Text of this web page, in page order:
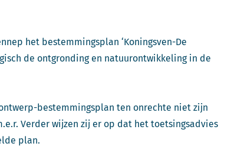
het bestemmingsplan ‘Koningsven-De
de ontgronding en natuurontwikkeling in de
bestemmingsplan ten onrechte niet zijn
Verder wijzen zij er op dat het toetsingsadvies
plan.